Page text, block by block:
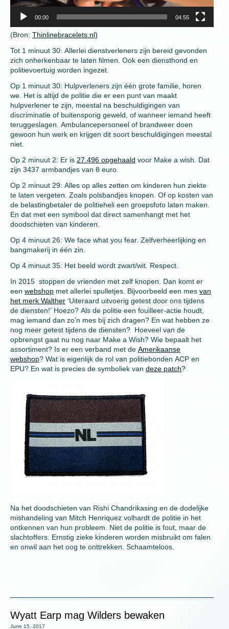
00:00 04:55
(Bron: Thinlinebracelets.nl)
Tot 1 minuut 30: Allerlei dienstverleners zijn bereid gevonden
zich onherkenbaar te laten filmen. Ook een diensthond en
politievoertuig worden ingezet.
Op 1 minuut 30: Hulpverleners zijn één grote familie, horen
we. Het is altijd de politie die er een punt van maakt
hulpverlener te zijn, meestal na beschuldigingen van
discriminatie of buitensporig geweld, of wanneer iemand heeft
teruggeslagen. Ambulancepersoneel of brandweer doen
gewoon hun werk en krijgen dit soort beschuldigingen meestal
niet.
Op 2 minuut 2: Er is 27.496 opgehaald voor Make a wish. Dat
zijn 3437 armbandjes van 8 euro.
Op 2 minuut 29: Alles op alles zetten om kinderen hun ziekte
te laten vergeten. Zoals polsbandjes knopen. Of op kosten van
de belastingbetaler de politieheli een groepsfoto laten maken.
En dat met een symbool dat direct samenhangt met het
doodschieten van kinderen.
Op 4 minuut 26: We face what you fear. Zelfverheerlijking en
bangmakerij in één zin.
Op 4 minuut 35: Het beeld wordt zwart/wit. Respect.
In 2015 stoppen de vrienden met zelf knopen. Dan komt er
een webshop met allerlei spulletjes. Bijvoorbeeld een mes van
het merk Walther ‘Uiteraard uitvoerig getest door ons tijdens
de diensten!’ Hoezo? Als de politie een fouilleer-actie houdt,
mag iemand dan zo’n mes bij zich dragen? En wat hebben ze
nog meer getest tijdens de diensten? Hoeveel van de
opbrengst gaat nu nog naar Make a Wish? Wie bepaalt het
assortiment? Is er een verband met de Amerikaanse
webshop? Wat is eigenlijk de rol van politiebonden ACP en
EPU? En wat is precies de symboliek van deze patch?
Na het doodschieten van Rishi Chandrikasing en de dodelijke
mishandeling van Mitch Henriquez volhardt de politie in het
ontkennen van hun probleem. Niet de politie is fout, maar de
slachtoffers. Ernstig zieke kinderen worden misbruikt om falen
en onwil aan het oog te onttrekken. Schaamteloos.
Wyatt Earp mag Wilders bewaken
June 15, 2017